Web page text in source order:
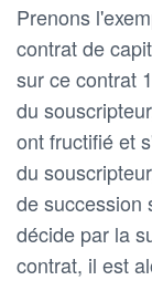
Prenons
contrat de
sur ce contrat
du
ont fructifié et
du
de succession
décide par la
contrat, il est